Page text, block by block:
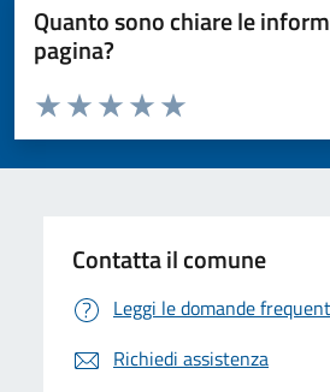
Quanto sono chiare le
pagina?
Valuta da 1 a 5 stelle la pagina
Valuta 5 stelle su 5
Valuta 4 stelle su 5
Valuta 3 stelle su 5
Valuta 2 stelle su 5
Valuta 1 stelle su 5
Contatta il comune
Leggi le domande
Richiedi assistenza